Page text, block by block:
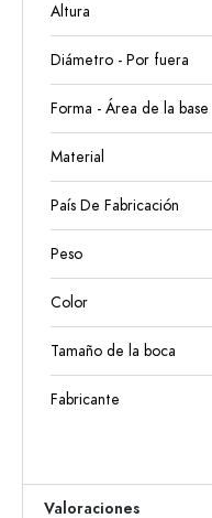
Altura
Diámetro - Por fuera
Forma - Área de la base
Material
País De Fabricación
Peso
Color
Tamaño de la boca
Fabricante
Valoraciones